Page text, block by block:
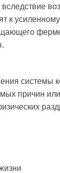
к
системы
причин